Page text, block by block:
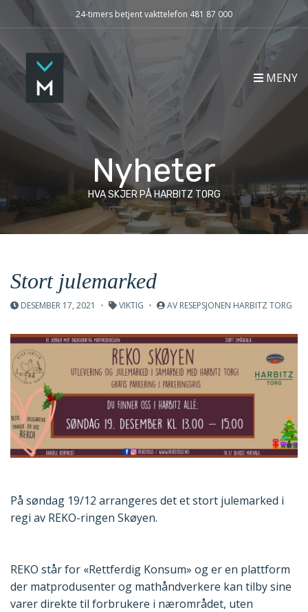
24-timers betjent vakttelefon 481 87 000
MENY
Nyheter
HVA SKJER PÅ HARBITZ TORG
Stort julemarked
DESEMBER 17, 2021 VIKTIG AV RESEPSJONEN HARBITZ TORG
På søndag 19/12 arrangeres det et stort julemarked i
regi av REKO-ringen Skøyen.
REKO står for «Rettferdig Konsum» og er en plattform
der matprodusenter og mathåndverkere kan tilby sine
varer direkte til forbrukere i nærområdet, uten